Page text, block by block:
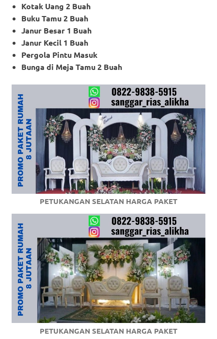
Kotak Uang 2 Buah
Buku Tamu 2 Buah
Janur Besar 1 Buah
Janur Kecil 1 Buah
Pergola Pintu Masuk
Bunga di Meja Tamu 2 Buah
PETUKANGAN SELATAN HARGA PAKET
PETUKANGAN SELATAN HARGA PAKET